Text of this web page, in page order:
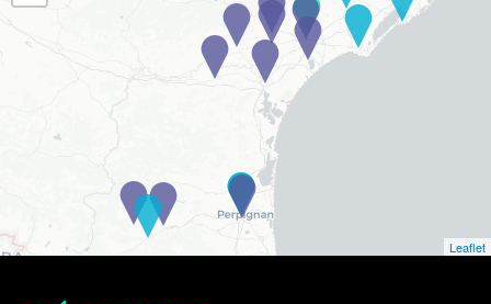
Leaflet